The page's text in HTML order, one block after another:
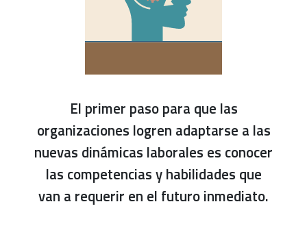
El primer paso para que las
organizaciones logren adaptarse a las
nuevas dinámicas laborales es conocer
las competencias y habilidades que
van a requerir en el futuro inmediato.